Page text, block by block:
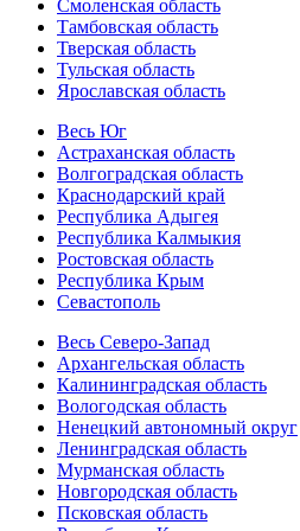
Смоленская область
Тамбовская область
Тверская область
Тульская область
Ярославская область
Весь Юг
Астраханская область
Волгоградская область
Краснодарский край
Республика Адыгея
Республика Калмыкия
Ростовская область
Республика Крым
Севастополь
Весь Северо-Запад
Архангельская область
Калининградская область
Вологодская область
Ненецкий автономный округ
Ленинградская область
Мурманская область
Новгородская область
Псковская область